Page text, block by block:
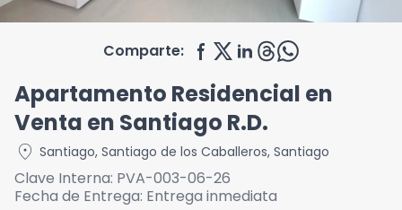
Comparte:
Apartamento Residencial en
Venta en Santiago R.D.
location_on Santiago, Santiago de los Caballeros, Santiago
Clave Interna: PVA-003-06-26
Fecha de Entrega: Entrega inmediata